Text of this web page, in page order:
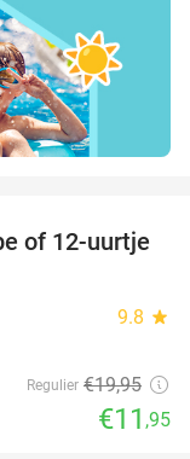
40%
of 12-uurtje
9.8 star
Regulier €19,95
€11 ,95